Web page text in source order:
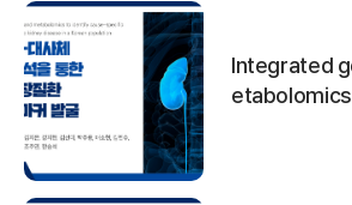
Integrated